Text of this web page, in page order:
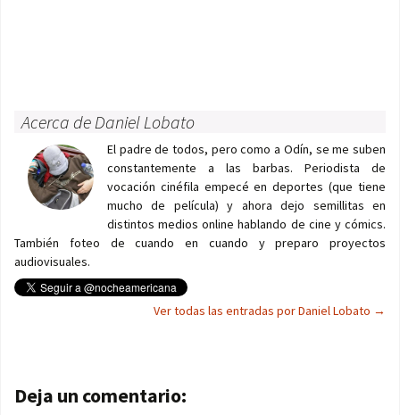
Acerca de Daniel Lobato
El padre de todos, pero como a Odín, se me suben
constantemente a las barbas. Periodista de
vocación cinéfila empecé en deportes (que tiene
mucho de película) y ahora dejo semillitas en
distintos medios online hablando de cine y cómics.
También foteo de cuando en cuando y preparo proyectos
audiovisuales.
Ver todas las entradas por Daniel Lobato →
Navegación de entradas
Deja un comentario: